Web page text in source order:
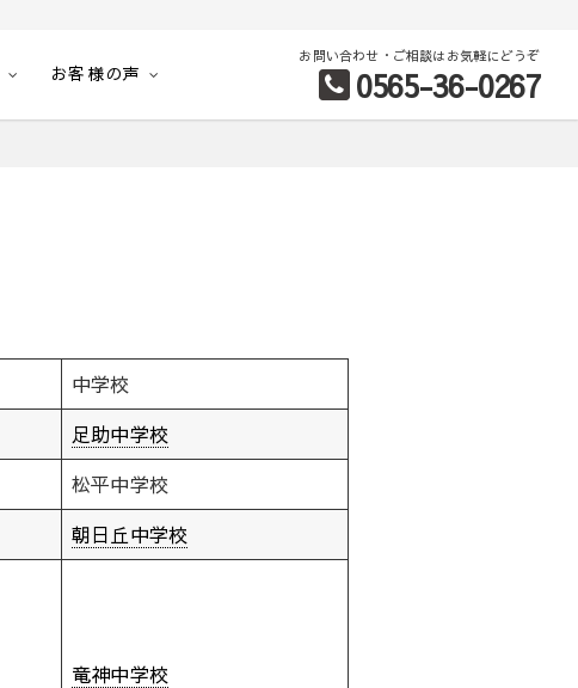
お客様の声
お問い合わせ・ご相談はお気軽にどうぞ
0565-36-0267
中学校
足助中学校
松平中学校
朝日丘中学校
竜神中学校